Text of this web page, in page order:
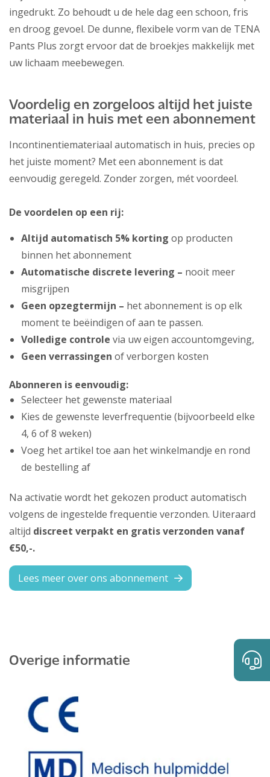
ingedrukt. Zo behoudt u de hele dag een schoon, fris
en droog gevoel. De dunne, flexibele vorm van de TENA
Pants Plus zorgt ervoor dat de broekjes makkelijk met
uw lichaam meebewegen.
Voordelig en zorgeloos altijd het juiste
materiaal in huis met een abonnement
Incontinentiemateriaal automatisch in huis, precies op
het juiste moment? Met een abonnement is dat
eenvoudig geregeld. Zonder zorgen, mét voordeel.
De voordelen op een rij:
Altijd automatisch 5% korting op producten
binnen het abonnement
Automatische discrete levering – nooit meer
misgrijpen
Geen opzegtermijn – het abonnement is op elk
moment te beëindigen of aan te passen.
Volledige controle via uw eigen accountomgeving,
Geen verrassingen of verborgen kosten
Abonneren is eenvoudig:
Selecteer het gewenste materiaal
Kies de gewenste leverfrequentie (bijvoorbeeld elke
4, 6 of 8 weken)
Voeg het artikel toe aan het winkelmandje en rond
de bestelling af
Na activatie wordt het gekozen product automatisch
volgens de ingestelde frequentie verzonden. Uiteraard
altijd discreet verpakt en gratis verzonden vanaf
€50,-.
Lees meer over ons abonnement
Overige informatie